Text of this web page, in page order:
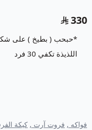
330
*حبحب ( بطيخ ) على شكل
اللذيذة تكفي 30 فرد
فواكه , فروت آرت , كيكة